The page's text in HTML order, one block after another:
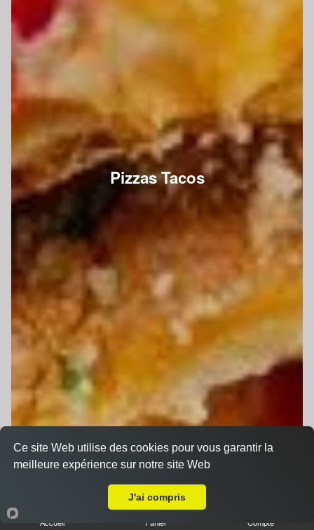
Pizzas Tacos
Accueil Panier Compte
Ce site Web utilise des cookies pour vous garantir la
meilleure expérience sur notre site Web
J'ai compris